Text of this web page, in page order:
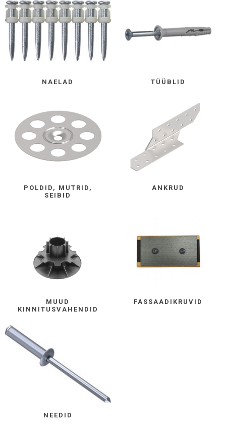
NAELAD TÜÜBLID
POLDID, MUTRID,
SEIBID
ANKRUD
MUUD
KINNITUSVAHENDID
FASSAADIKRUVID
NEEDID